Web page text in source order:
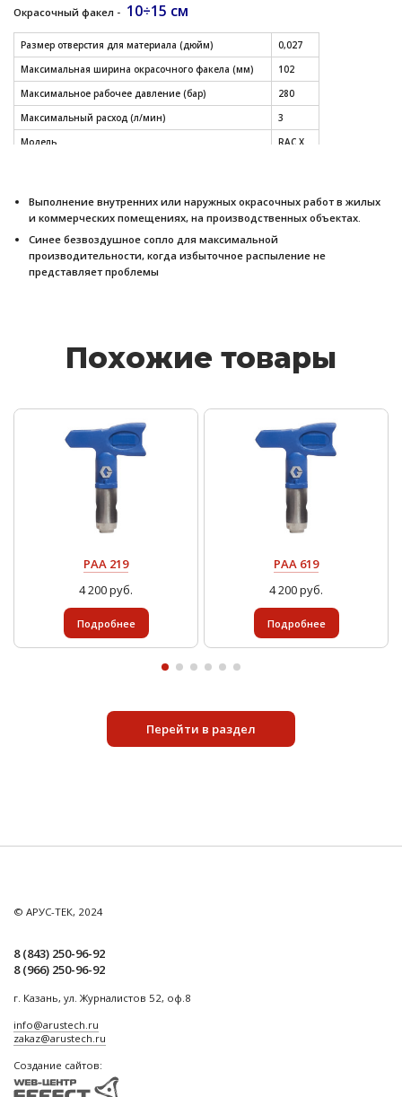
Окрасочный факел - 10÷15 см
Размер отверстия для материала (дюйм)
0,027
Максимальная ширина окрасочного факела (мм)
102
Максимальное рабочее давление (бар)
280
Максимальный расход (л/мин)
3
Модель
RAC X
Выполнение внутренних или наружных окрасочных работ в жилых
и коммерческих помещениях, на производственных объектах.
Синее безвоздушное сопло для максимальной
производительности, когда избыточное распыление не
представляет проблемы
Похожие товары
PAA 219
4 200 руб.
Подробнее
PAA 619
4 200 руб.
Подробнее
Перейти в раздел
© АРУС-ТЕК, 2024
8 (843) 250-96-92
8 (966) 250-96-92
г. Казань, ул. Журналистов 52, оф.8
info@arustech.ru
zakaz@arustech.ru
Создание сайтов: